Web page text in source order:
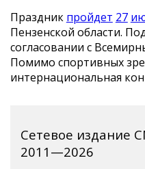
Праздник пройдет 27
Пензенской области.
согласовании с
Помимо спортивных
интернациональная
Сетевое издание
2011—2026